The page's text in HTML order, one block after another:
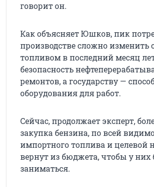
говорит он.
Как объясняет Юшков, пик
производстве сложно изменить
топливом в последний месяц
безопасность
ремонтов, а государству —
оборудования для работ.
Сейчас, продолжает эксперт,
закупка бензина, по всей
импортного топлива и
вернут из бюджета, чтобы у них
заниматься.